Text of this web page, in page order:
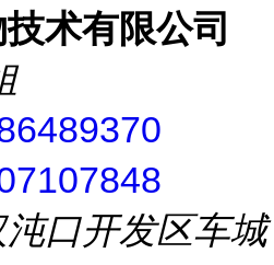
术有限公司
口开发区车城